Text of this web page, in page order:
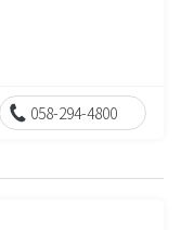
058-294-4800